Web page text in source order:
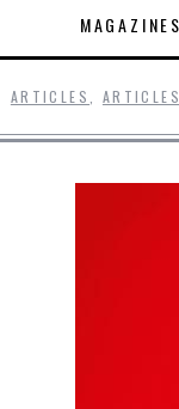
MAGAZINES
ARTICLES